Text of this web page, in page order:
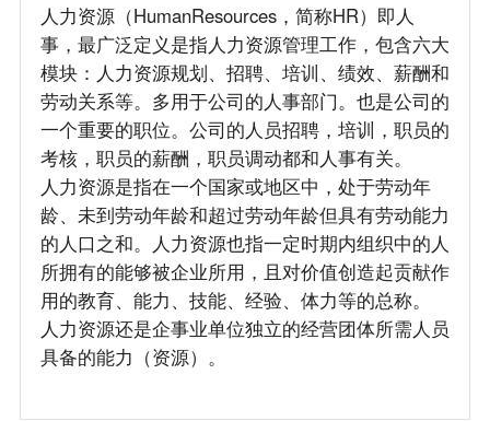
人力资源（HumanResources，简称HR）即人
事，最广泛定义是指人力资源管理工作，包含六大
模块：人力资源规划、招聘、培训、绩效、薪酬和
劳动关系等。多用于公司的人事部门。也是公司的
一个重要的职位。公司的人员招聘，培训，职员的
考核，职员的薪酬，职员调动都和人事有关。
人力资源是指在一个国家或地区中，处于劳动年
龄、未到劳动年龄和超过劳动年龄但具有劳动能力
的人口之和。人力资源也指一定时期内组织中的人
所拥有的能够被企业所用，且对价值创造起贡献作
用的教育、能力、技能、经验、体力等的总称。
人力资源还是企事业单位独立的经营团体所需人员
具备的能力（资源）。